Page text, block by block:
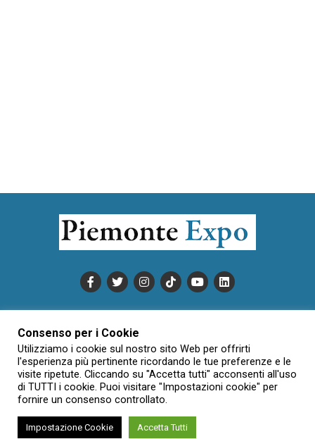
INFORMATIVA SULLA PRIVACY
CONDIZIONI DI UTILIZZO
DATI SOCIETARI
NOVAJO
CREDITS
CONTATTTI
Creative Commons Attribuzione - Non commerciale - Non opere
Consenso per i Cookie
Utilizziamo i cookie sul nostro sito Web per offrirti
l'esperienza più pertinente ricordando le tue preferenze e le
visite ripetute. Cliccando su "Accetta tutti" acconsenti all'uso
di TUTTI i cookie. Puoi visitare "Impostazioni cookie" per
fornire un consenso controllato.
Impostazione Cookie Accetta Tutti